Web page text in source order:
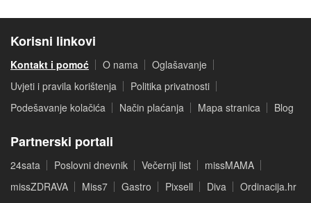
Korisni linkovi
Kontakt i pomoć O nama
Oglašavanje
Uvjeti i pravila korištenja
Politika privatnosti
Podešavanje kolačića
Način plaćanja Mapa stranica Blog
Partnerski portali
24sata Poslovni dnevnik Večernji list
missMAMA
missZDRAVA
Miss7 Gastro Pixsell Diva Ordinacija.hr